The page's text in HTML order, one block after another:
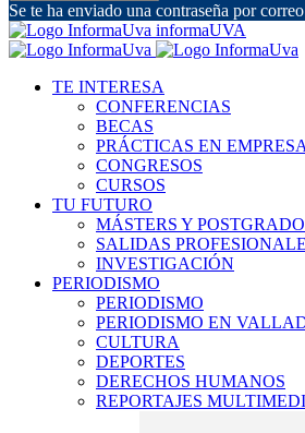
Se te ha enviado una contraseña por
informaUVA
TE INTERESA
CONFERENCIAS
BECAS
PRÁCTICAS EN EMPRESA
CONGRESOS
CURSOS
TU FUTURO
MÁSTERS Y
SALIDAS
INVESTIGACIÓN
PERIODISMO
PERIODISMO
PERIODISMO EN
CULTURA
DEPORTES
DERECHOS HUMANOS
REPORTAJES